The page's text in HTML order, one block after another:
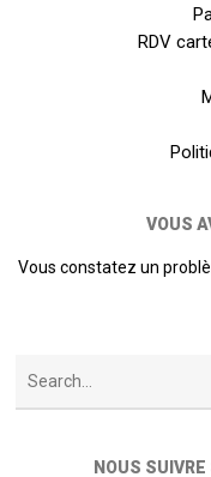
RDV
VOUS
Vous constatez un
NOUS